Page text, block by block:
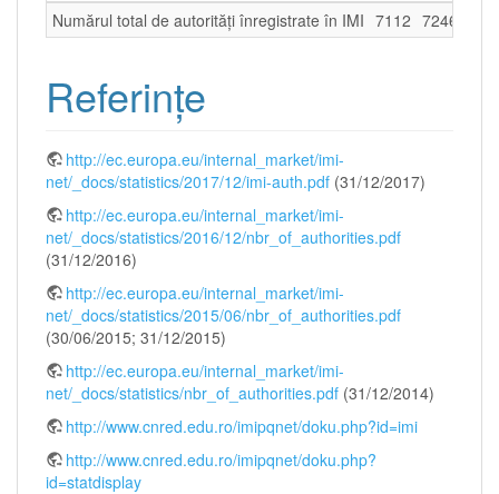
Numărul total de autorităţi înregistrate în IMI 7112 7246
Referințe
http://ec.europa.eu/internal_market/imi-
net/_docs/statistics/2017/12/imi-auth.pdf (31/12/2017)
http://ec.europa.eu/internal_market/imi-
net/_docs/statistics/2016/12/nbr_of_authorities.pdf
(31/12/2016)
http://ec.europa.eu/internal_market/imi-
net/_docs/statistics/2015/06/nbr_of_authorities.pdf
(30/06/2015; 31/12/2015)
http://ec.europa.eu/internal_market/imi-
net/_docs/statistics/nbr_of_authorities.pdf (31/12/2014)
http://www.cnred.edu.ro/imipqnet/doku.php?id=imi
http://www.cnred.edu.ro/imipqnet/doku.php?
id=statdisplay